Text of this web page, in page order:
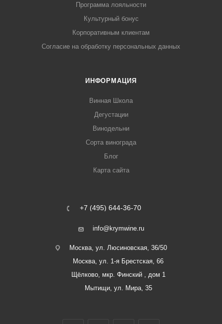
Программа лояльности
Культурный бонус
Корпоративным клиентам
Согласие на обработку персональных данных
ИНФОРМАЦИЯ
Винная Школа
Дегустации
Винодельни
Сорта винограда
Блог
Карта сайта
+7 (495) 644-36-70
info@krymwine.ru
Москва, ул. Люсиновская, 36/50
Москва, ул. 1-я Брестская, 66
Щёлково, мкр. Финский , дом 1
Мытищи, ул. Мира, 35